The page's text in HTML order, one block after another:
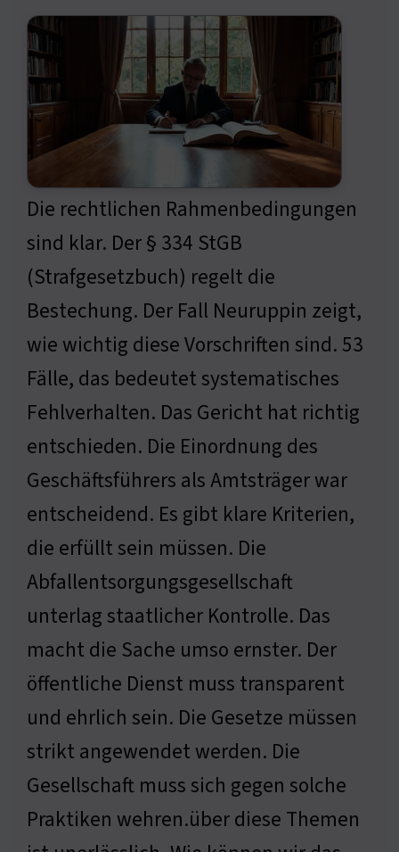
Die rechtlichen Rahmenbedingungen
sind klar. Der § 334 StGB
(Strafgesetzbuch) regelt die
Bestechung. Der Fall Neuruppin zeigt,
wie wichtig diese Vorschriften sind. 53
Fälle, das bedeutet systematisches
Fehlverhalten. Das Gericht hat richtig
entschieden. Die Einordnung des
Geschäftsführers als Amtsträger war
entscheidend. Es gibt klare Kriterien,
die erfüllt sein müssen. Die
Abfallentsorgungsgesellschaft
unterlag staatlicher Kontrolle. Das
macht die Sache umso ernster. Der
öffentliche Dienst muss transparent
und ehrlich sein. Die Gesetze müssen
strikt angewendet werden. Die
Gesellschaft muss sich gegen solche
Praktiken wehren.über diese Themen